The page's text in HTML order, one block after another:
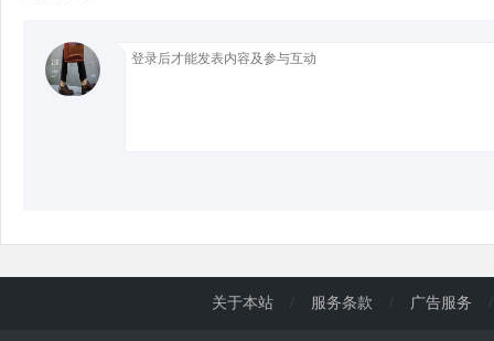
关于本站 / 服务条款 / 广告服务 /